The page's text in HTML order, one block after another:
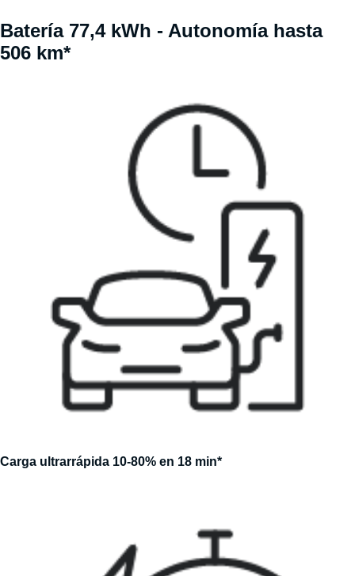
Batería 77,4 kWh - Autonomía hasta
506 km*
Carga ultrarrápida 10-80% en 18 min*